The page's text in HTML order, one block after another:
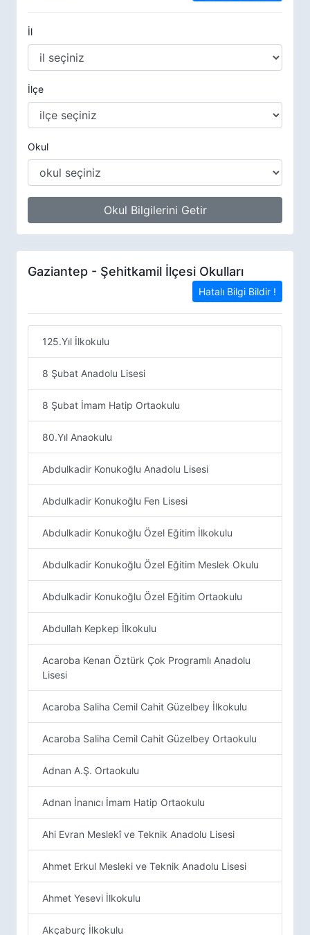
İl
İlçe
Okul
Okul Bilgilerini Getir
Gaziantep - Şehitkamil İlçesi Okulları
Hatalı Bilgi Bildir !
125.Yıl İlkokulu
8 Şubat Anadolu Lisesi
8 Şubat İmam Hatip Ortaokulu
80.Yıl Anaokulu
Abdulkadir Konukoğlu Anadolu Lisesi
Abdulkadir Konukoğlu Fen Lisesi
Abdulkadir Konukoğlu Özel Eğitim İlkokulu
Abdulkadir Konukoğlu Özel Eğitim Meslek Okulu
Abdulkadir Konukoğlu Özel Eğitim Ortaokulu
Abdullah Kepkep İlkokulu
Acaroba Kenan Öztürk Çok Programlı Anadolu
Lisesi
Acaroba Saliha Cemil Cahit Güzelbey İlkokulu
Acaroba Saliha Cemil Cahit Güzelbey Ortaokulu
Adnan A.Ş. Ortaokulu
Adnan İnanıcı İmam Hatip Ortaokulu
Ahi Evran Meslekî ve Teknik Anadolu Lisesi
Ahmet Erkul Mesleki ve Teknik Anadolu Lisesi
Ahmet Yesevi İlkokulu
Akçaburç İlkokulu